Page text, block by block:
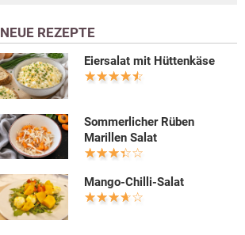
NEUE REZEPTE
Eiersalat mit Hüttenkäse
Sommerlicher Rüben
Marillen Salat
Mango-Chilli-Salat